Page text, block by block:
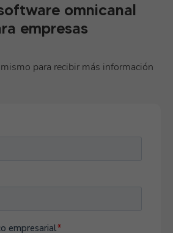
omnicanal
empresas
para recibir más información